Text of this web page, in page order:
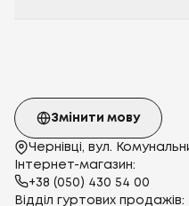
Чернівці, вул.
Інтернет-магазин:
+38 (050) 430 54 00
Відділ гуртових продажів:
Змінити мову